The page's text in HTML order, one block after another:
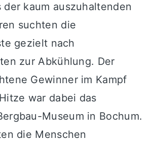
der kaum auszuhaltenden
suchten die
gezielt nach
zur Abkühlung. Der
Gewinner im Kampf
war dabei das
Museum in Bochum.
die Menschen